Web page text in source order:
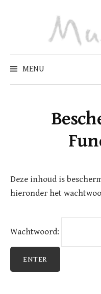
MENU
Deze inhoud is
hieronder het
Wachtwoord: